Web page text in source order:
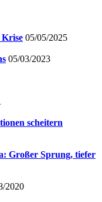
05/05/2025
05/03/2023
scheitern
Großer Sprung, tiefer
2020